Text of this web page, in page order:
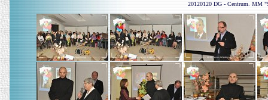
20120120 DG - Centrum. MM